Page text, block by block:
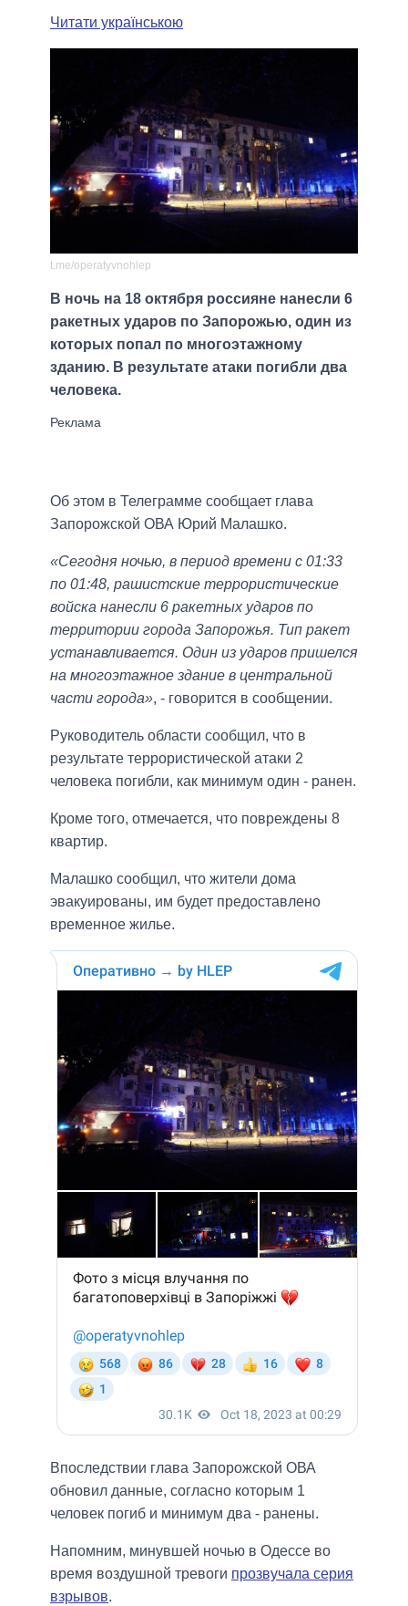
Читати українською
t.me/operatyvnohlep
В ночь на 18 октября россияне нанесли 6
ракетных ударов по Запорожью, один из
которых попал по многоэтажному
зданию. В результате атаки погибли два
человека.
Об этом в Телеграмме сообщает глава
Запорожской ОВА Юрий Малашко.
«Сегодня ночью, в период времени с 01:33
по 01:48, рашистские террористические
войска нанесли 6 ракетных ударов по
территории города Запорожья. Тип ракет
устанавливается. Один из ударов пришелся
на многоэтажное здание в центральной
части города», - говорится в сообщении.
Руководитель области сообщил, что в
результате террористической атаки 2
человека погибли, как минимум один - ранен.
Кроме того, отмечается, что повреждены 8
квартир.
Малашко сообщил, что жители дома
эвакуированы, им будет предоставлено
временное жилье.
Впоследствии глава Запорожской ОВА
обновил данные, согласно которым 1
человек погиб и минимум два - ранены.
Напомним, минувшей ночью в Одессе во
время воздушной тревоги прозвучала серия
взрывов.